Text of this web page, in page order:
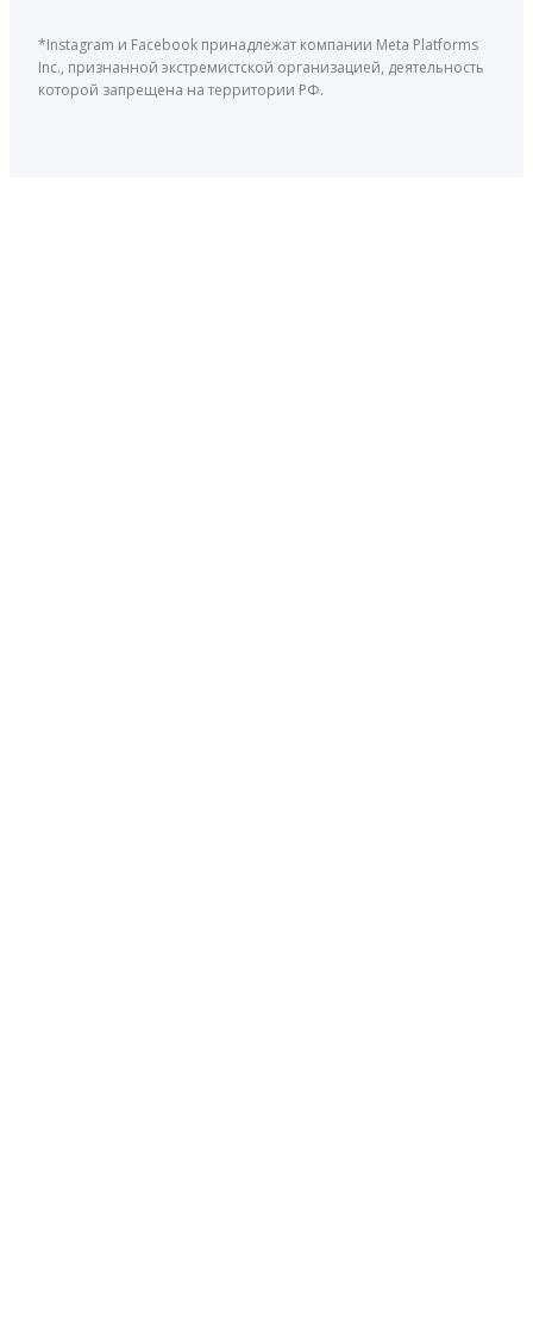
*Instagram и Facebook принадлежат компании Meta Platforms
Inc., признанной экстремистской организацией, деятельность
которой запрещена на территории РФ.